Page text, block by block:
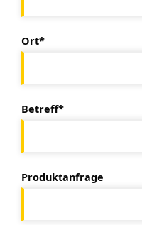
Ort*
Betreff*
Produktanfrage